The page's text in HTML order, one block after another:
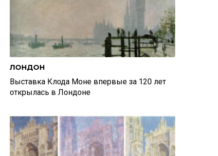
ЛОНДОН
Выставка Клода Моне впервые за 120 лет
открылась в Лондоне